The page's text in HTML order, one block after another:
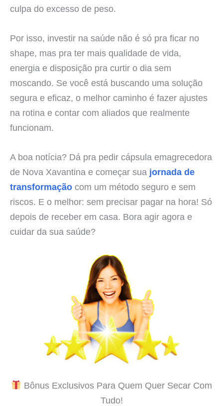
culpa do excesso de peso.
Por isso, investir na saúde não é só pra ficar no
shape, mas pra ter mais qualidade de vida,
energia e disposição pra curtir o dia sem
moscando. Se você está buscando uma solução
segura e eficaz, o melhor caminho é fazer ajustes
na rotina e contar com aliados que realmente
funcionam.
A boa notícia? Dá pra pedir cápsula emagrecedora
de Nova Xavantina e começar sua jornada de
transformação com um método seguro e sem
riscos. E o melhor: sem precisar pagar na hora! Só
depois de receber em casa. Bora agir agora e
cuidar da sua saúde?
Bônus Exclusivos Para Quem Quer Secar Com
Tudo!